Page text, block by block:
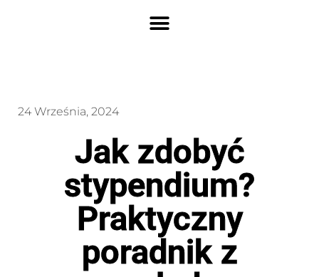
24 Września, 2024
Jak zdobyć
stypendium?
Praktyczny
poradnik z